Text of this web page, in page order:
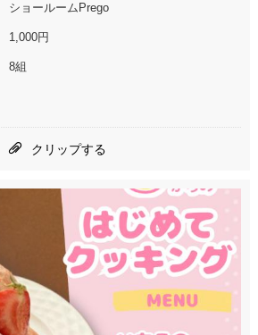
ショールームPrego
1,000円
8組
クリップする